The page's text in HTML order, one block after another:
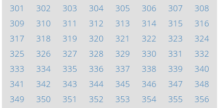
301
302 303 304 305 306 307
308
309
310 311 312 313 314 315
316
317
318 319 320 321 322 323
324
325
326 327 328 329 330 331
332
333
334 335 336 337 338 339
340
341
342 343 344 345 346 347
348
349
350 351 352 353 354 355
356